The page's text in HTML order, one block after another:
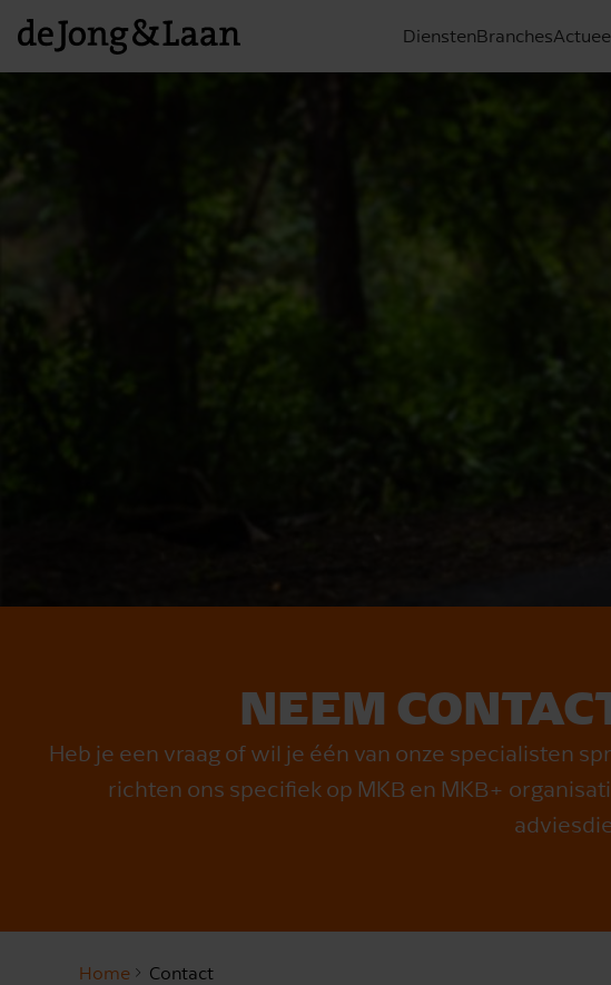
DienstenBranches
NEEM
Heb je een vraag of wil je één van onze specialisten
richten ons specifiek op MKB en MKB+
Home Contact